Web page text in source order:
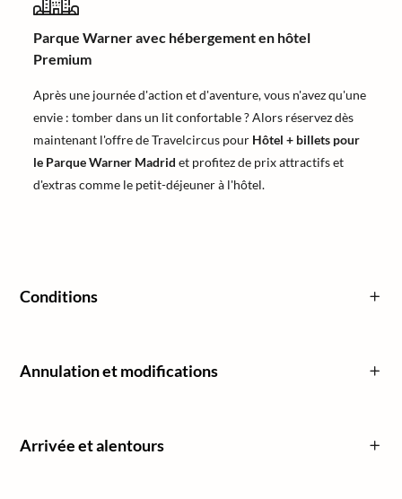
Parque Warner avec hébergement en hôtel
Premium
Après une journée d'action et d'aventure, vous n'avez qu'une
envie : tomber dans un lit confortable ? Alors réservez dès
maintenant l'offre de Travelcircus pour Hôtel + billets pour
le Parque Warner Madrid et profitez de prix attractifs et
d'extras comme le petit-déjeuner à l'hôtel.
Conditions
Annulation et modifications
Arrivée et alentours